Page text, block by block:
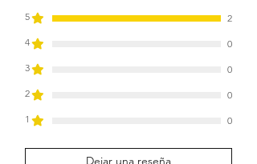
elevates the look from 1990s bridesmaids
to oh-so-now!
5
2
4
0
3
0
2
0
1
0
Dejar una reseña